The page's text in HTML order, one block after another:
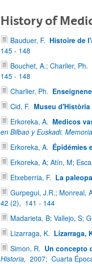
History of
Bauduer, F. Histoire de
145 - 148
Bouchet, A.; Charlier, Ph.
145 - 148
Charlier, Ph.
Cid, F. Museu
Erkoreka, A. Medicos
en Bilbao y Euskadi.
Erkoreka, A. Épidémies
Erkoreka, A; Atín, M;
Etxeberria, F. La
Gurpegui, J.R.; Monreal,
42 (2), 141 - 144
Madarieta, B; Vallejo, S;
Lizarraga, K. Lizarraga,
Simon, R. Un concepto
Historia, 2007; Cuarta